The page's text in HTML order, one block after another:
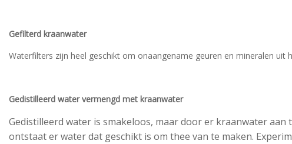
Gefilterd kraanwater
Waterfilters zijn heel geschikt om onaangename geuren en mineralen
Gedistilleerd water vermengd met kraanwater
Gedistilleerd water is smakeloos, maar door er kraanwater
ontstaat er water dat geschikt is om thee van te maken.